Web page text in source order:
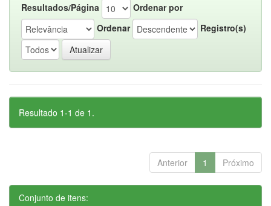
Resultados/Página
Ordenar por
Ordenar
Registro(s)
Resultado 1-1 de 1.
Anterior 1 Próximo
Conjunto de itens: